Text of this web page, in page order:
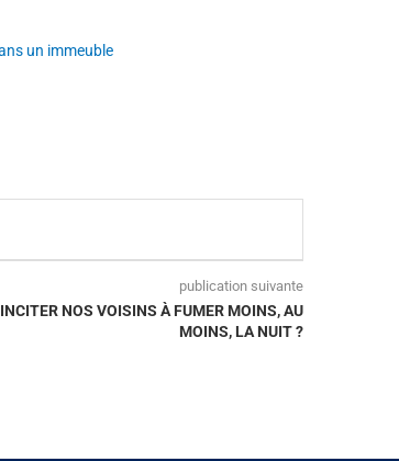
un immeuble
publication suivante
NOS VOISINS À FUMER MOINS, AU
MOINS, LA NUIT ?